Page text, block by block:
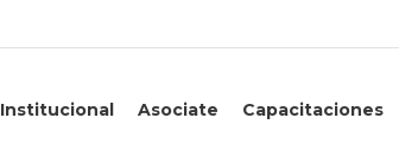
Institucional Asociate Capacitaciones